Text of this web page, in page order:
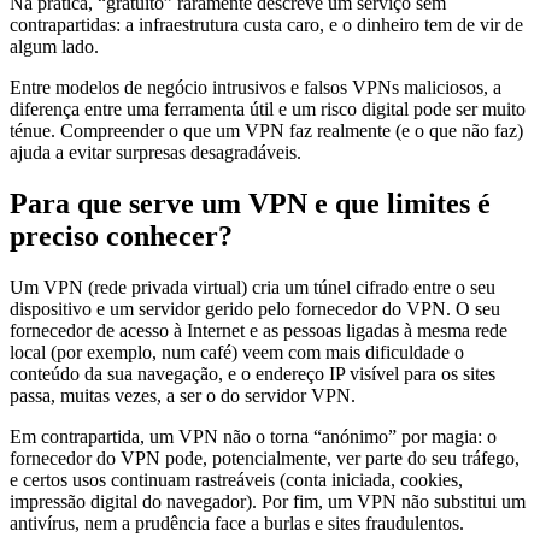
algum lado.
diferença entre uma ferramenta útil e um risco digital pode ser muito
ténue. Compreender o que um VPN faz realmente (e o que não faz)
ajuda a evitar surpresas desagradáveis.
preciso conhecer?
dispositivo e um servidor gerido pelo fornecedor do VPN. O seu
fornecedor de acesso à Internet e as pessoas ligadas à mesma rede
local (por exemplo, num café) veem com mais dificuldade o
conteúdo da sua navegação, e o endereço IP visível para os sites
passa, muitas vezes, a ser o do servidor VPN.
fornecedor do VPN pode, potencialmente, ver parte do seu tráfego,
e certos usos continuam rastreáveis (conta iniciada, cookies,
impressão digital do navegador). Por fim, um VPN não substitui um
antivírus, nem a prudência face a burlas e sites fraudulentos.